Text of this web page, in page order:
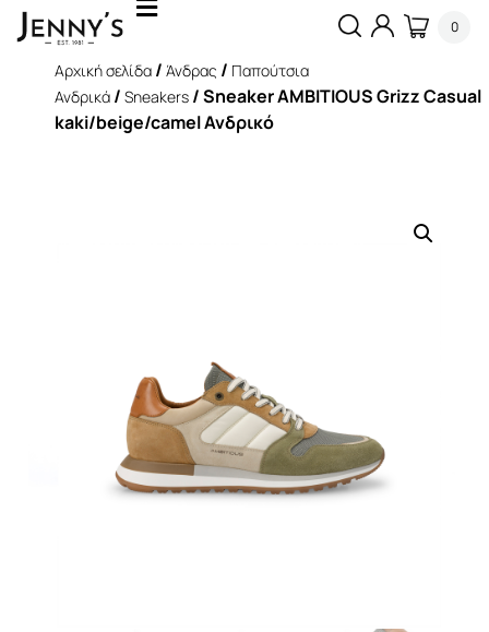
0
Αρχική σελίδα / Άνδρας / Παπούτσια
Ανδρικά / Sneakers / Sneaker AMBITIOUS Grizz Casual
kaki/beige/camel Ανδρικό